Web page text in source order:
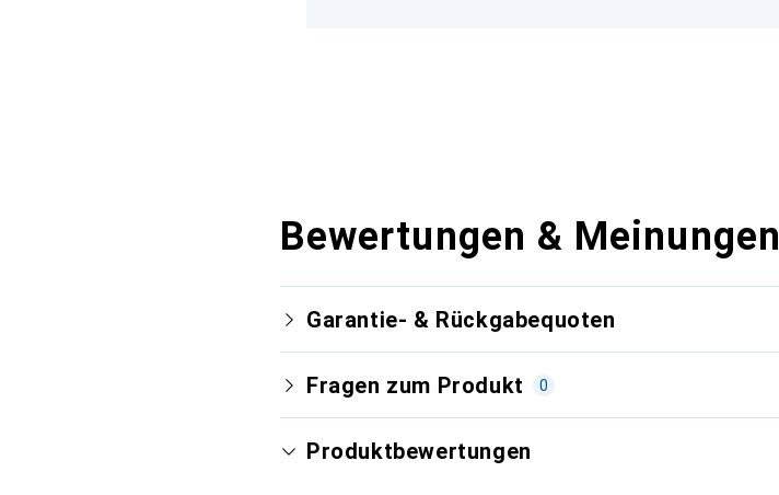
Bewertungen & Meinungen
Garantie- & Rückgabequoten
Fragen zum Produkt 0
Produktbewertungen